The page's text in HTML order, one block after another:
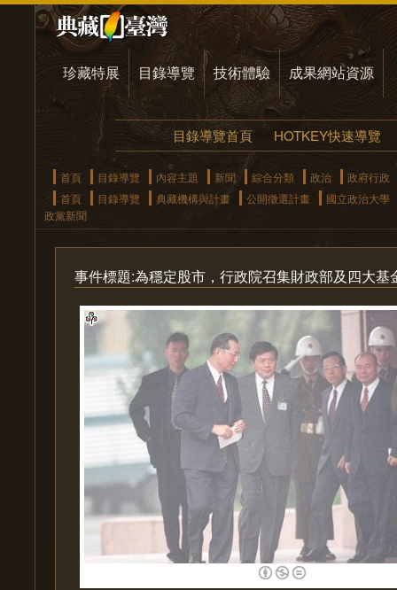
珍藏特展 目錄導覽 技術體驗 成果網站資源
目錄導覽首頁 HOTKEY快速導覽
首頁 目錄導覽 內容主題 新聞 綜合分類 政治
政府行政
首頁
目錄導覽 典藏機構與計畫 公開徵選計畫
國立政治大學
政黨新聞
事件標題:為穩定股市，行政院召集財政部及四大